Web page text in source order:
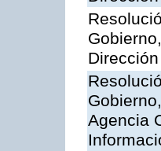
Agencia